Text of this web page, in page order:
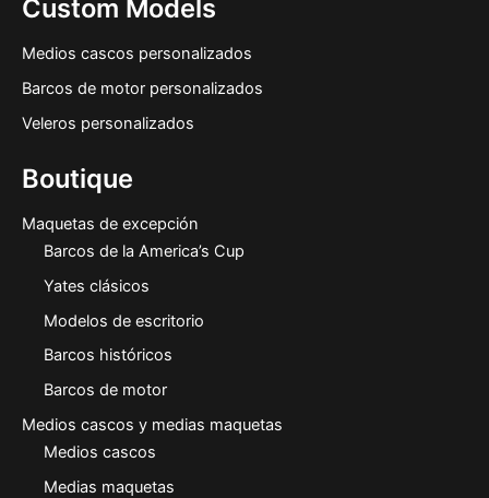
Custom Models
Medios cascos personalizados
Barcos de motor personalizados
Veleros personalizados
Boutique
Maquetas de excepción
Barcos de la America’s Cup
Yates clásicos
Modelos de escritorio
Barcos históricos
Barcos de motor
Medios cascos y medias maquetas
Medios cascos
Medias maquetas